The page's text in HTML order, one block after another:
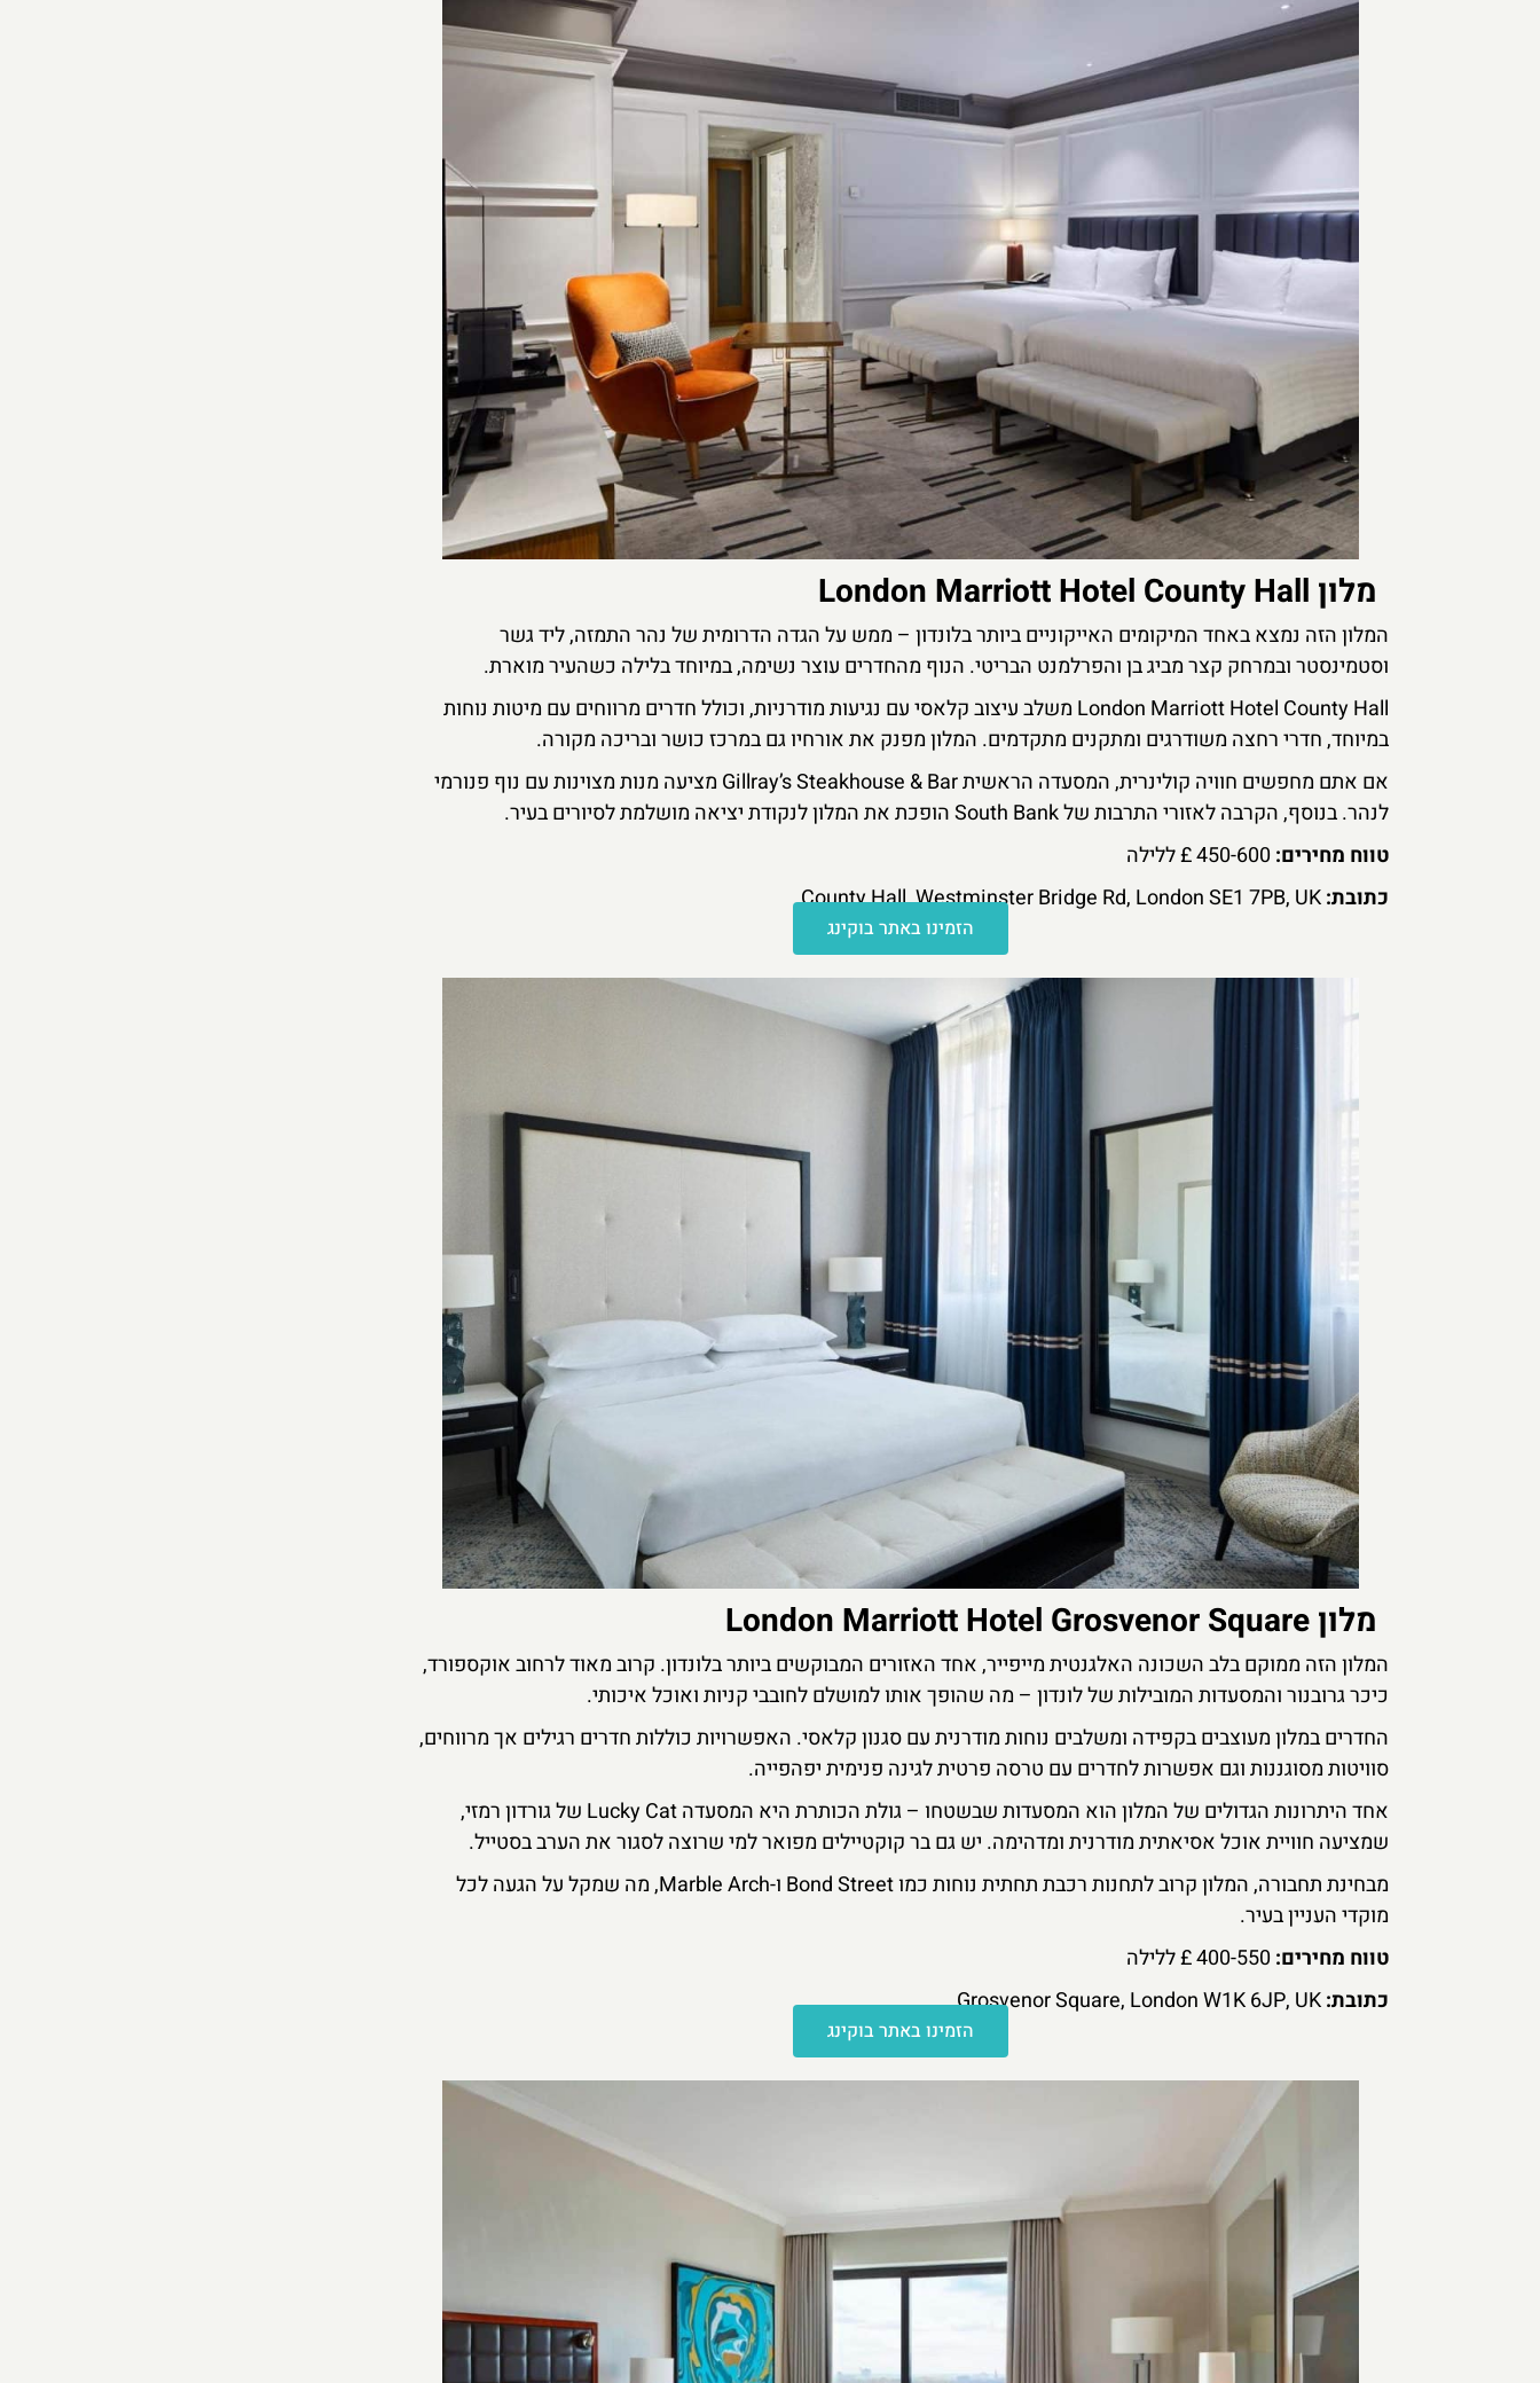
מלון London Marriott Hotel County Hall
המלון הזה נמצא באחד המיקומים האייקוניים ביותר בלונדון – ממש על הגדה הדרומית של נהר התמזה, ליד גשר
וסטמינסטר ובמרחק קצר מביג בן והפרלמנט הבריטי. הנוף מהחדרים עוצר נשימה, במיוחד בלילה כשהעיר מוארת.
London Marriott Hotel County Hall משלב עיצוב קלאסי עם נגיעות מודרניות, וכולל חדרים מרווחים עם מיטות נוחות
במיוחד, חדרי רחצה משודרגים ומתקנים מתקדמים. המלון מפנק את אורחיו גם במרכז כושר ובריכה מקורה.
אם אתם מחפשים חוויה קולינרית, המסעדה הראשית Gillray’s Steakhouse & Bar מציעה מנות מצוינות עם נוף פנורמי
לנהר. בנוסף, הקרבה לאזורי התרבות של South Bank הופכת את המלון לנקודת יציאה מושלמת לסיורים בעיר.
טווח מחירים:
כתובת:
הזמינו באתר בוקינג
מלון London Marriott Hotel Grosvenor Square
המלון הזה ממוקם בלב השכונה האלגנטית מייפייר, אחד האזורים המבוקשים ביותר בלונדון. קרוב מאוד לרחוב אוקספורד,
כיכר גרובנור והמסעדות המובילות של לונדון – מה שהופך אותו למושלם לחובבי קניות ואוכל איכותי.
החדרים במלון מעוצבים בקפידה ומשלבים נוחות מודרנית עם סגנון קלאסי. האפשרויות כוללות חדרים רגילים אך מרווחים,
סוויטות מסוגננות וגם אפשרות לחדרים עם טרסה פרטית לגינה פנימית יפהפייה.
אחד היתרונות הגדולים של המלון הוא המסעדות שבשטחו – גולת הכותרת היא המסעדה Lucky Cat של גורדון רמזי,
שמציעה חוויית אוכל אסיאתית מודרנית ומדהימה. יש גם בר קוקטיילים מפואר למי שרוצה לסגור את הערב בסטייל.
מבחינת תחבורה, המלון קרוב לתחנות רכבת תחתית נוחות כמו Bond Street ו-Marble Arch, מה שמקל על הגעה לכל
מוקדי העניין בעיר.
טווח מחירים:
כתובת:
הזמינו באתר בוקינג